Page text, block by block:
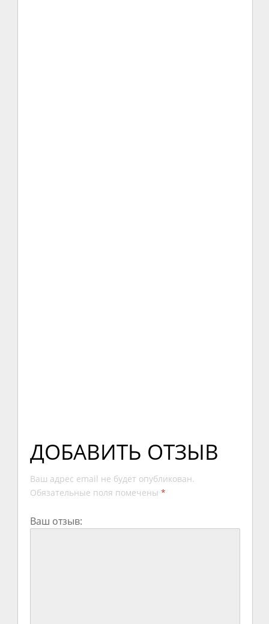
ДОБАВИТЬ ОТЗЫВ
Ваш адрес email не будет опубликован.
Обязательные поля помечены *
Ваш отзыв: